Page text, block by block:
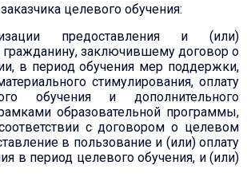
целевого обучения:
предоставления и (или)
заключившему договор о
в период обучения мер поддержки,
стимулирования, оплату
обучения и дополнительного
образовательной программы,
с договором о целевом
в пользование и (или) оплату
в период целевого обучения, и (или)